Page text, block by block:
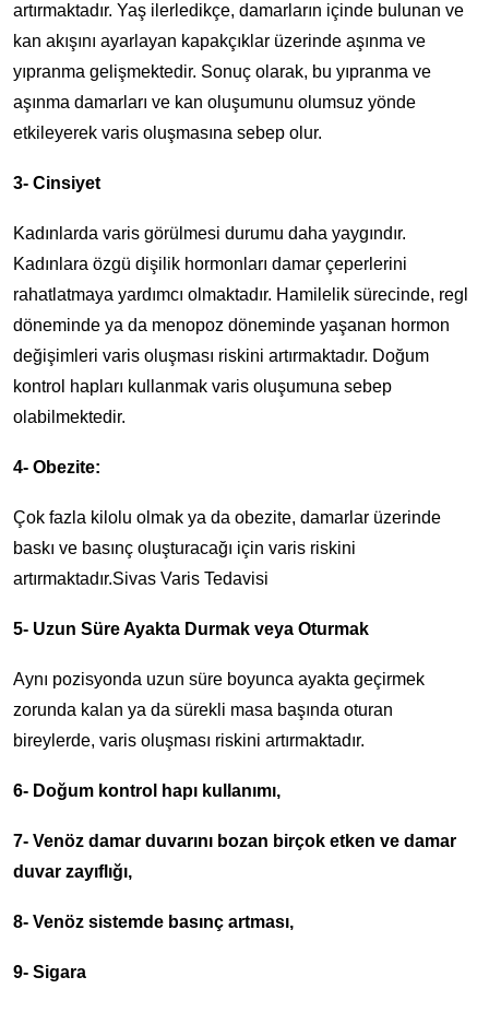
artırmaktadır. Yaş ilerledikçe, damarların içinde bulunan ve
kan akışını ayarlayan kapakçıklar üzerinde aşınma ve
yıpranma gelişmektedir. Sonuç olarak, bu yıpranma ve
aşınma damarları ve kan oluşumunu olumsuz yönde
etkileyerek varis oluşmasına sebep olur.
3- Cinsiyet
Kadınlarda varis görülmesi durumu daha yaygındır.
Kadınlara özgü dişilik hormonları damar çeperlerini
rahatlatmaya yardımcı olmaktadır. Hamilelik sürecinde, regl
döneminde ya da menopoz döneminde yaşanan hormon
değişimleri varis oluşması riskini artırmaktadır. Doğum
kontrol hapları kullanmak varis oluşumuna sebep
olabilmektedir.
4- Obezite:
Çok fazla kilolu olmak ya da obezite, damarlar üzerinde
baskı ve basınç oluşturacağı için varis riskini
artırmaktadır.Sivas Varis Tedavisi
5- Uzun Süre Ayakta Durmak veya Oturmak
Aynı pozisyonda uzun süre boyunca ayakta geçirmek
zorunda kalan ya da sürekli masa başında oturan
bireylerde, varis oluşması riskini artırmaktadır.
6- Doğum kontrol hapı kullanımı,
7- Venöz damar duvarını bozan birçok etken ve damar
duvar zayıflığı,
8- Venöz sistemde basınç artması,
9- Sigara